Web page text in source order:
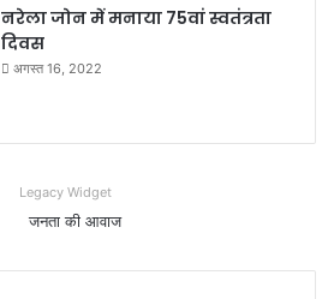
नरेला जोन में मनाया 75वां स्वतंत्रता
दिवस
अगस्त 16, 2022
Legacy Widget